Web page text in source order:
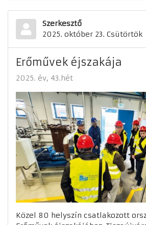
Szerkesztő
2025. október 23. Csütörtök
Erőművek éjszakája
2025. év 43.hét
Közel 80 helyszín csatlakozott